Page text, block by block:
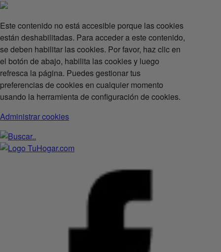
Este contenido no está accesible porque las cookies
están deshabilitadas. Para acceder a este contenido,
se deben habilitar las cookies. Por favor, haz clic en
el botón de abajo, habilita las cookies y luego
refresca la página. Puedes gestionar tus
preferencias de cookies en cualquier momento
usando la herramienta de configuración de cookies.
Administrar cookies